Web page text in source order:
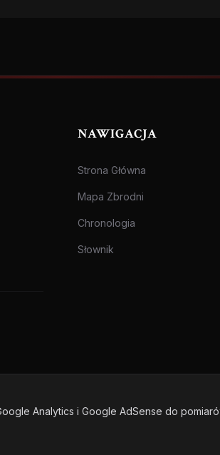
NAWIGACJA
Strona Główna
Mapa Zbrodni
Chronologia
Słownik
Analytics i Google AdSense do